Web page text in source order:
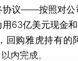
协议——按照对
63亿美元现金
回购雅虎持有的
内完成。